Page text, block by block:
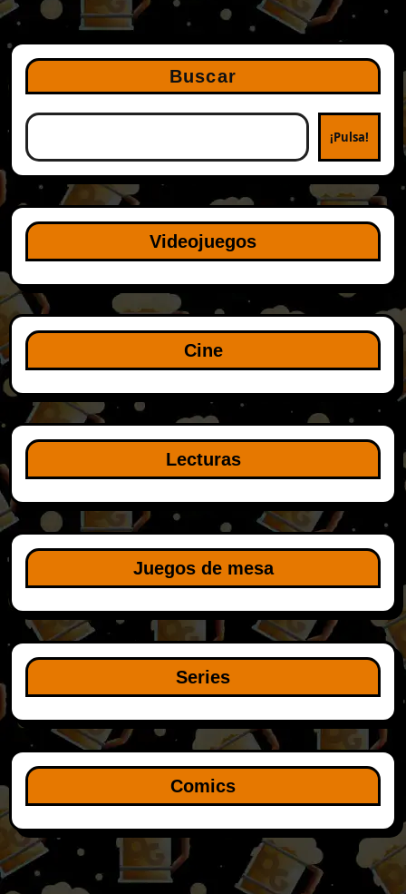
Buscar
¡Pulsa!
Videojuegos
Cine
Lecturas
Juegos de mesa
Series
Comics